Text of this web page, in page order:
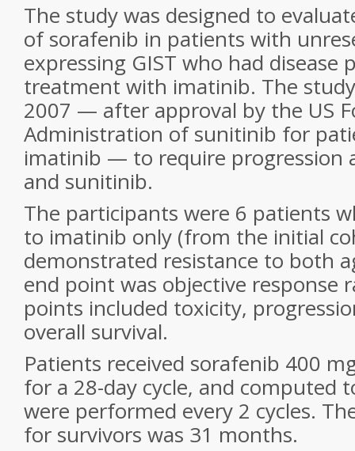
The study was designed to
of sorafenib in patients with
expressing GIST who had disease
treatment with imatinib. The
2007 — after approval by the US
Administration of sunitinib for
imatinib — to require progression
and sunitinib.
The participants were 6 patients
to imatinib only (from the initial
demonstrated resistance to both
end point was objective response
points included toxicity,
overall survival.
Patients received sorafenib 400
for a 28-day cycle, and computed
were performed every 2 cycles.
for survivors was 31 months.